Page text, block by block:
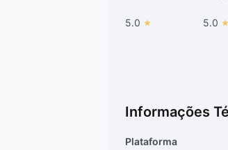
5.0 5.0
Informações
Plataforma